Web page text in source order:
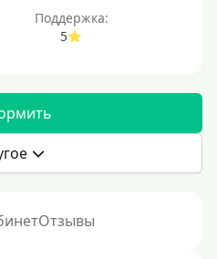
Поддержка:
5
Отзывы